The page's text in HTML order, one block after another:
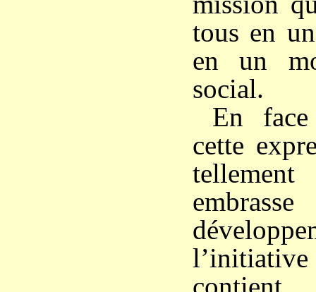
tous en
en un
social.
En
cette